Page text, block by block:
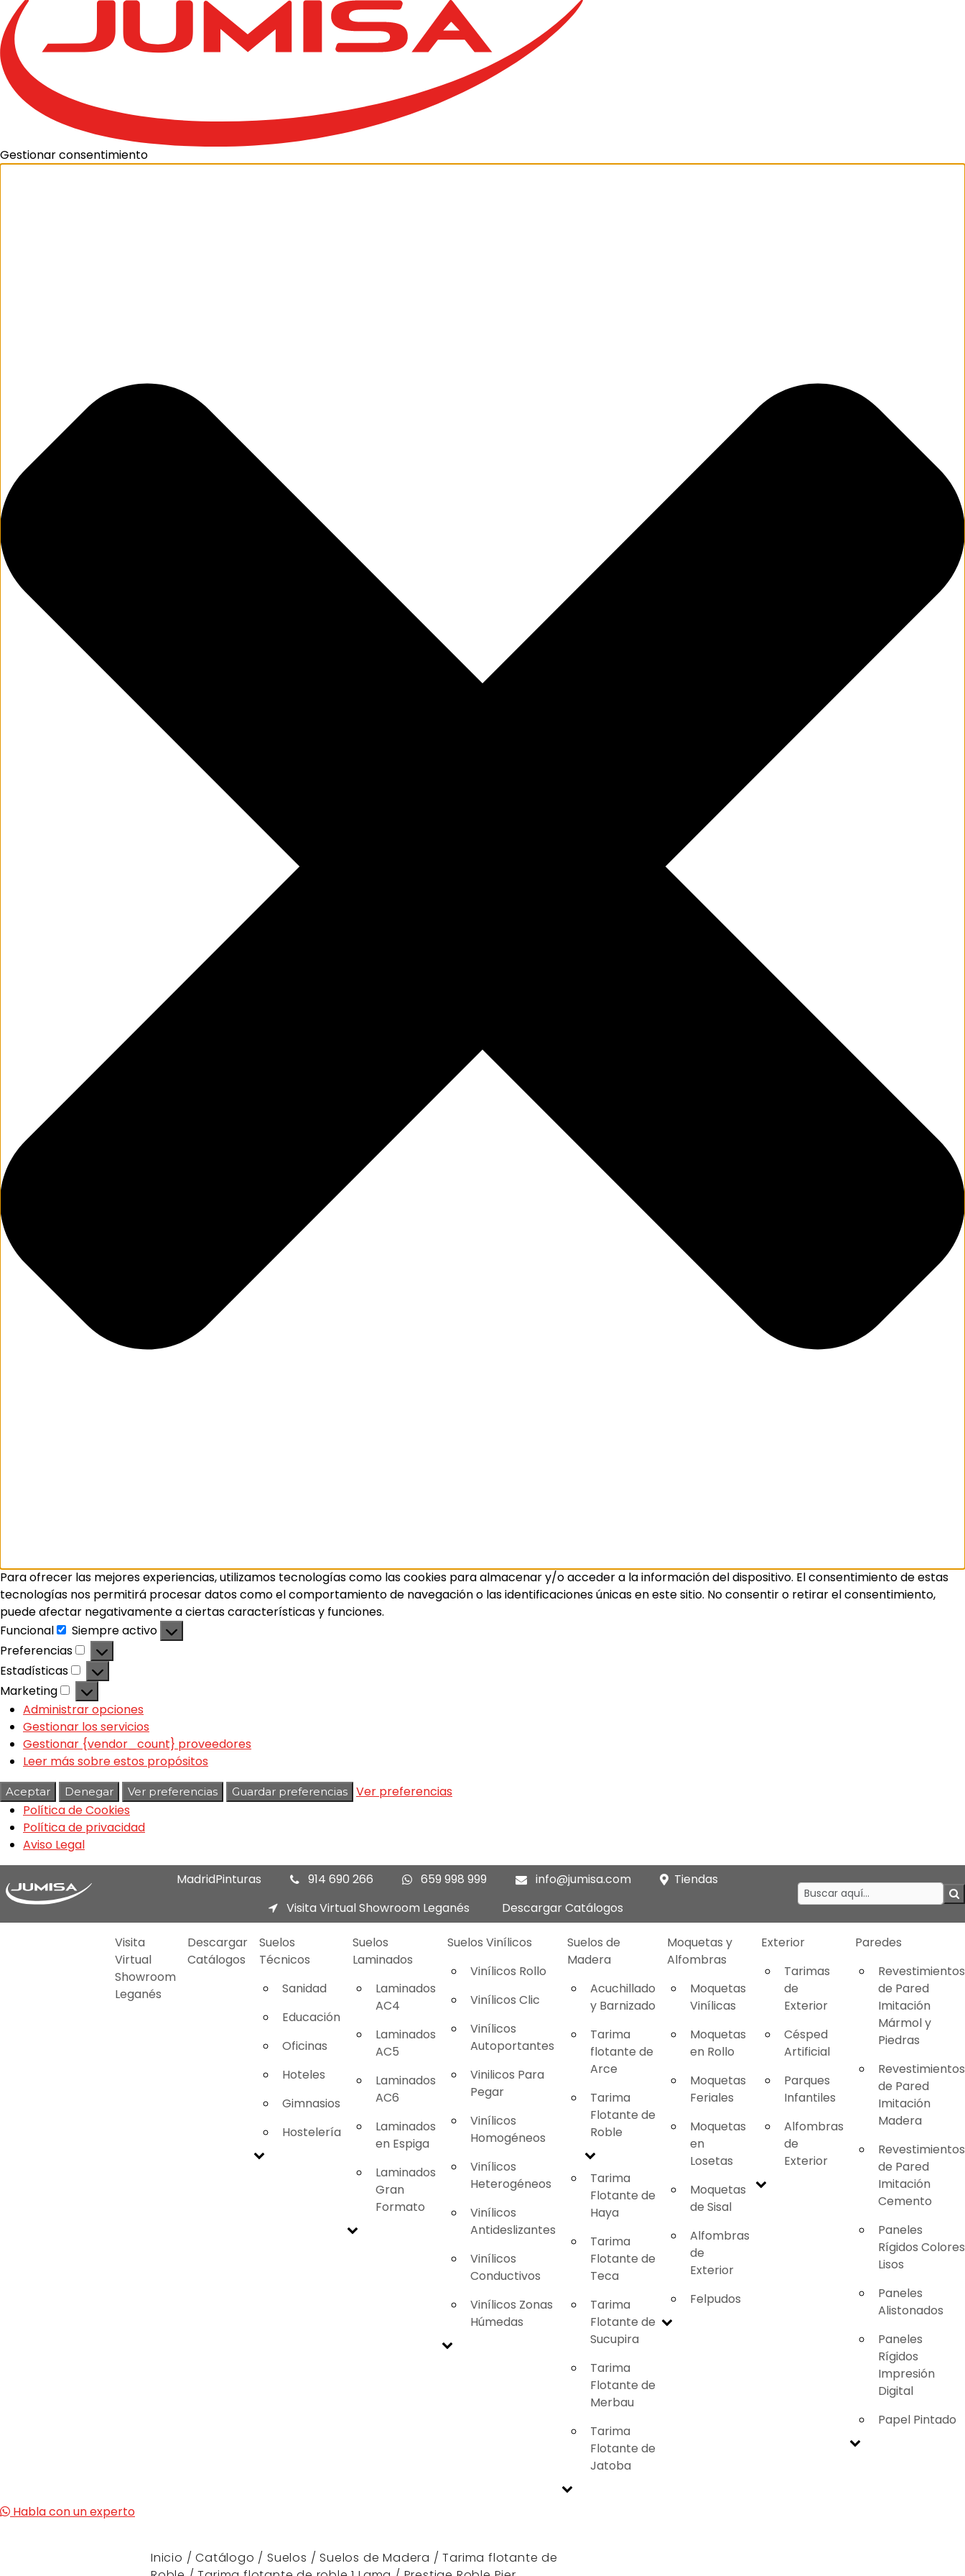
Gestionar consentimiento
Para ofrecer las mejores experiencias, utilizamos tecnologías como las cookies para almacenar y/o acceder a la información del dispositivo. El consentimiento de estas
tecnologías nos permitirá procesar datos como el comportamiento de navegación o las identificaciones únicas en este sitio. No consentir o retirar el consentimiento,
puede afectar negativamente a ciertas características y funciones.
Funcional
Siempre activo
Preferencias
Estadísticas
Marketing
Administrar opciones
Gestionar los servicios
Gestionar {vendor_count} proveedores
Leer más sobre estos propósitos
Aceptar Denegar Ver preferencias Guardar preferencias
Ver preferencias
Política de Cookies
Política de privacidad
Aviso Legal
MadridPinturas 914 690 266 659 998 999 info@jumisa.com
Tiendas
Visita Virtual Showroom Leganés
Descargar Catálogos
Visita
Virtual
Showroom
Leganés
Descargar
Catálogos
Suelos
Técnicos
Sanidad
Educación
Oficinas
Hoteles
Gimnasios
Hostelería
Suelos
Laminados
Laminados
AC4
Laminados
AC5
Laminados
AC6
Laminados
en Espiga
Laminados
Gran
Formato
Suelos Vinílicos
Vinílicos Rollo
Vinílicos Clic
Vinílicos
Autoportantes
Vinilicos Para
Pegar
Vinílicos
Homogéneos
Vinílicos
Heterogéneos
Vinílicos
Antideslizantes
Vinílicos
Conductivos
Vinílicos Zonas
Húmedas
Suelos de
Madera
Acuchillado
y Barnizado
Tarima
flotante de
Arce
Tarima
Flotante de
Roble
Tarima
Flotante de
Haya
Tarima
Flotante de
Teca
Tarima
Flotante de
Sucupira
Tarima
Flotante de
Merbau
Tarima
Flotante de
Jatoba
Moquetas y
Alfombras
Moquetas
Vinílicas
Moquetas
en Rollo
Moquetas
Feriales
Moquetas
en
Losetas
Moquetas
de Sisal
Alfombras
de
Exterior
Felpudos
Exterior
Tarimas
de
Exterior
Césped
Artificial
Parques
Infantiles
Alfombras
de
Exterior
Paredes
Revestimientos
de Pared
Imitación
Mármol y
Piedras
Revestimientos
de Pared
Imitación
Madera
Revestimientos
de Pared
Imitación
Cemento
Paneles
Rígidos Colores
Lisos
Paneles
Alistonados
Paneles
Rígidos
Impresión
Digital
Papel Pintado
Habla con un experto
Inicio /Catálogo / Suelos / Suelos de Madera /Tarima flotante de